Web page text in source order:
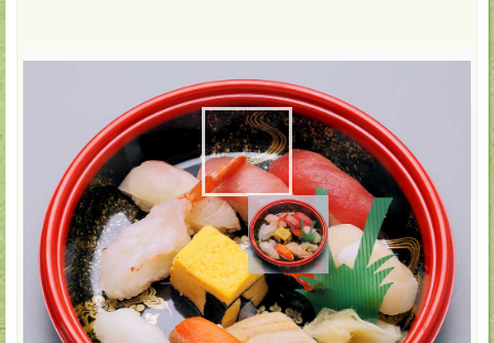
配達・店頭受取
2,160円(税込)
数: +